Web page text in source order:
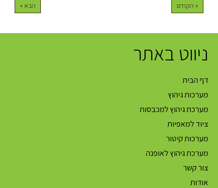
« הקודם הבא »
ניווט באתר
דף הבית
מערכות גיהוץ
מערכת גיהוץ למכבסות
ציוד למאפיות
מערכות קיטור
מערכת גיהוץ לאופנה
צור קשר
אודות